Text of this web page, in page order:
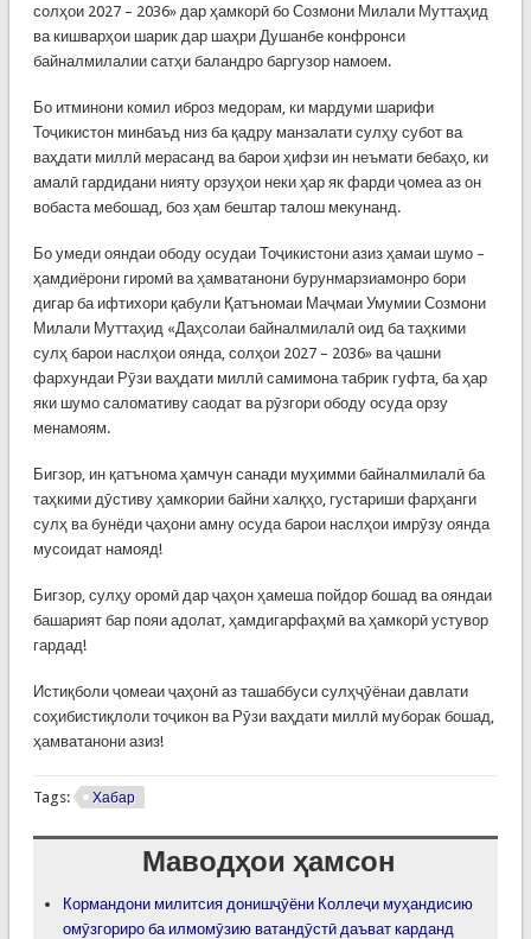
солҳои 2027 – 2036» дар ҳамкорӣ бо Созмони Милали Муттаҳид
ва кишварҳои шарик дар шаҳри Душанбе конфронси
байналмилалии сатҳи баландро баргузор намоем.
Бо итминони комил иброз медорам, ки мардуми шарифи
Тоҷикистон минбаъд низ ба қадру манзалати сулҳу субот ва
ваҳдати миллӣ мерасанд ва барои ҳифзи ин неъмати бебаҳо, ки
амалӣ гардидани нияту орзуҳои неки ҳар як фарди ҷомеа аз он
вобаста мебошад, боз ҳам бештар талош мекунанд.
Бо умеди ояндаи ободу осудаи Тоҷикистони азиз ҳамаи шумо –
ҳамдиёрони гиромӣ ва ҳамватанони бурунмарзиамонро бори
дигар ба ифтихори қабули Қатъномаи Маҷмаи Умумии Созмони
Милали Муттаҳид «Даҳсолаи байналмилалӣ оид ба таҳкими
сулҳ барои наслҳои оянда, солҳои 2027 – 2036» ва ҷашни
фархундаи Рӯзи ваҳдати миллӣ самимона табрик гуфта, ба ҳар
яки шумо саломативу саодат ва рӯзгори ободу осуда орзу
менамоям.
Бигзор, ин қатънома ҳамчун санади муҳимми байналмилалӣ ба
таҳкими дӯстиву ҳамкории байни халқҳо, густариши фарҳанги
сулҳ ва бунёди ҷаҳони амну осуда барои наслҳои имрӯзу оянда
мусоидат намояд!
Бигзор, сулҳу оромӣ дар ҷаҳон ҳамеша пойдор бошад ва ояндаи
башарият бар пояи адолат, ҳамдигарфаҳмӣ ва ҳамкорӣ устувор
гардад!
Истиқболи ҷомеаи ҷаҳонӣ аз ташаббуси сулҳҷӯёнаи давлати
соҳибистиқлоли тоҷикон ва Рӯзи ваҳдати миллӣ муборак бошад,
ҳамватанони азиз!
Tags: Хабар
Маводҳои ҳамсон
Кормандони милитсия донишҷӯёни Коллеҷи муҳандисию
омӯзгориро ба илмомӯзию ватандӯстӣ даъват карданд